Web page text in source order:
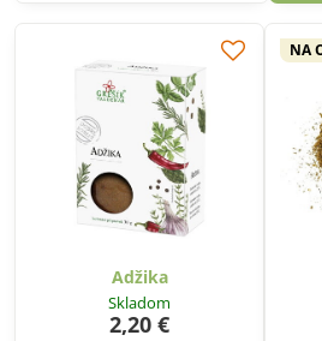
Adžika
Skladom
2,20 €
NA